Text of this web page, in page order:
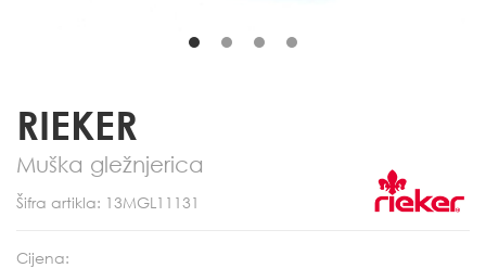
RIEKER
Muška gležnjerica
Šifra artikla: 13MGL11131
Cijena: